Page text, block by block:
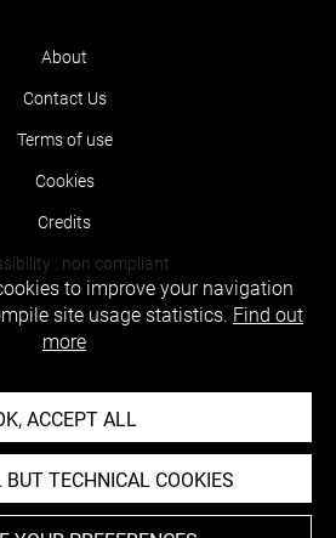
About
Contact Us
Terms of use
Cookies
Credits
: non compliant
to improve your navigation
site usage statistics. Find out
more
ACCEPT ALL
TECHNICAL COOKIES